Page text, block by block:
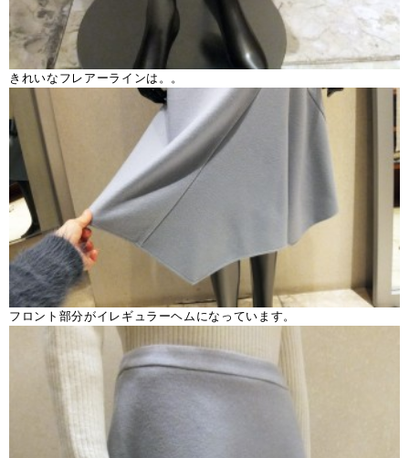
きれいなフレアーラインは。。
フロント部分がイレギュラーヘムになっています。